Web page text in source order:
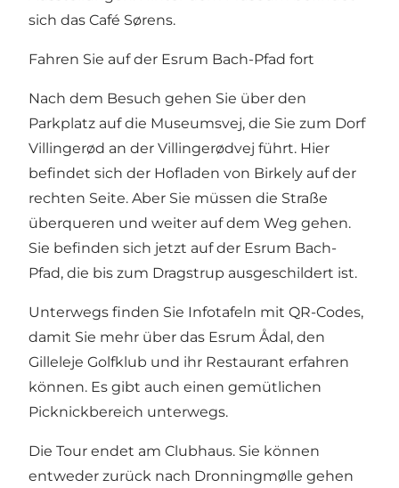
sich das Café Sørens.
Fahren Sie auf der Esrum Bach-Pfad fort
Nach dem Besuch gehen Sie über den
Parkplatz auf die Museumsvej, die Sie zum Dorf
Villingerød an der Villingerødvej führt. Hier
befindet sich der Hofladen von Birkely auf der
rechten Seite. Aber Sie müssen die Straße
überqueren und weiter auf dem Weg gehen.
Sie befinden sich jetzt auf der Esrum Bach-
Pfad, die bis zum Dragstrup ausgeschildert ist.
Unterwegs finden Sie Infotafeln mit QR-Codes,
damit Sie mehr über das Esrum Ådal, den
Gilleleje Golfklub und ihr Restaurant erfahren
können. Es gibt auch einen gemütlichen
Picknickbereich unterwegs.
Die Tour endet am Clubhaus. Sie können
entweder zurück nach Dronningmølle gehen